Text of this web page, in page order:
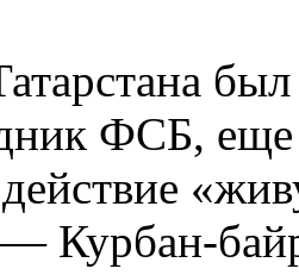
ФСБ,
Курбан-